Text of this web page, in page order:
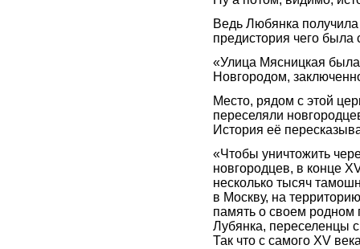
Ведь Любянка
предистория чего
«Улица Мясницкая
Новгородом,
Место, рядом с этой
переселяли
История её
«Чтобы уничтожить
новгородцев, в конце
несколько тысяч
в Москву, на
память о своем родном
Лубянка, переселенцы
Так что с самого XV